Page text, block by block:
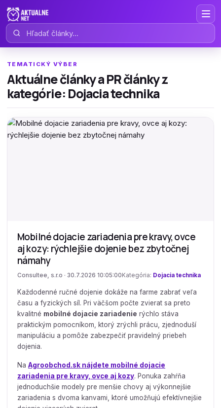
Hľadať články
TEMATICKÝ VÝBER
Aktuálne články a PR články z
kategórie: Dojacia technika
Mobilné dojacie zariadenia pre kravy, ovce
aj kozy: rýchlejšie dojenie bez zbytočnej
námahy
Consultee, s.r.o · 30.7.2026 10:05:00 Kategória: Dojacia technika
Každodenné ručné dojenie dokáže na farme zabrať veľa
času a fyzických síl. Pri väčšom počte zvierat sa preto
kvalitné mobilné dojacie zariadenie rýchlo stáva
praktickým pomocníkom, ktorý zrýchli prácu, zjednoduší
manipuláciu a pomôže zabezpečiť pravidelný priebeh
dojenia.
Na Agroobchod.sk nájdete mobilné dojacie
zariadenia pre kravy, ovce aj kozy. Ponuka zahŕňa
jednoduchšie modely pre menšie chovy aj výkonnejšie
zariadenia s dvoma kanvami, ktoré umožňujú efektívnejšie